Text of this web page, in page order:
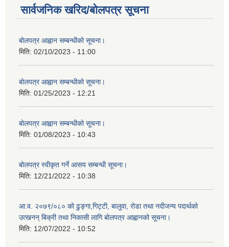
सार्वजनिक खरिद/बोलपत्र सूचना
बोलपत्र आह्वान सम्बन्धीको सूचना।
मिति: 02/10/2023 - 11:00
बोलपत्र आह्वान सम्बन्धीको सूचना।
मिति: 01/25/2023 - 12:21
बोलपत्र आह्वान सम्बन्धीको सूचना।
मिति: 01/08/2023 - 10:43
बोलपत्र स्वीकृत गर्ने आसय सम्बन्धी सूचना।
मिति: 12/21/2022 - 10:38
आ.व. २०७९/०८० को ढुङ्गा,गिट्टी, बालुवा, रोडा तथा नदीजन्य पदार्थको
उत्खनन् बिक्री तथा निकासी लागि बोलपत्र आह्वानको सूचना।
मिति: 12/07/2022 - 10:52